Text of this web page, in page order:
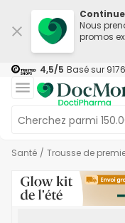
Nous
promos
4,5/5 Basé sur 9176
Santé / Trousse de